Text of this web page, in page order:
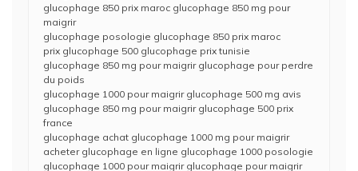
glucophage 850 prix maroc glucophage 850 mg pour
maigrir
glucophage posologie glucophage 850 prix maroc
prix glucophage 500 glucophage prix tunisie
glucophage 850 mg pour maigrir glucophage pour perdre
du poids
glucophage 1000 pour maigrir glucophage 500 mg avis
glucophage 850 mg pour maigrir glucophage 500 prix
france
glucophage achat glucophage 1000 mg pour maigrir
acheter glucophage en ligne glucophage 1000 posologie
glucophage 1000 pour maigrir glucophage pour maigrir